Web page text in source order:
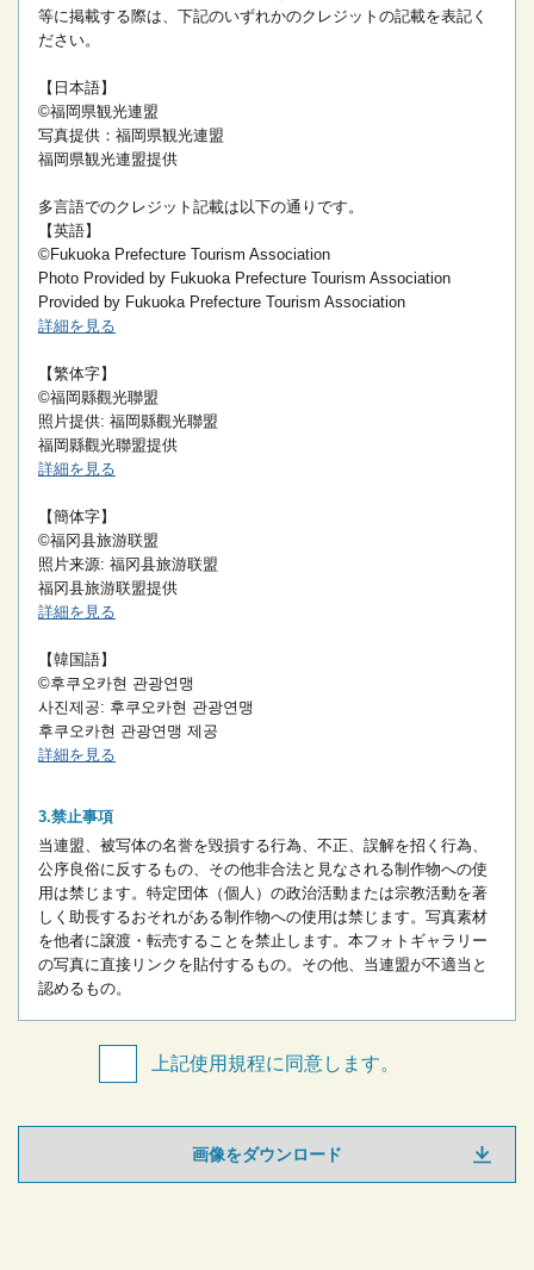
等に掲載する際は、下記のいずれかのクレジットの記載を表記く
ださい。
【日本語】
©福岡県観光連盟
写真提供：福岡県観光連盟
福岡県観光連盟提供
多言語でのクレジット記載は以下の通りです。
【英語】
©Fukuoka Prefecture Tourism Association
Photo Provided by Fukuoka Prefecture Tourism Association
Provided by Fukuoka Prefecture Tourism Association
詳細を見る
【繁体字】
©福岡縣觀光聯盟
照片提供: 福岡縣觀光聯盟
福岡縣觀光聯盟提供
詳細を見る
【簡体字】
©福冈县旅游联盟
照片来源: 福冈县旅游联盟
福冈县旅游联盟提供
詳細を見る
【韓国語】
©후쿠오카현 관광연맹
사진제공: 후쿠오카현 관광연맹
후쿠오카현 관광연맹 제공
詳細を見る
禁止事項
当連盟、被写体の名誉を毀損する行為、不正、誤解を招く行為、
公序良俗に反するもの、その他非合法と見なされる制作物への使
用は禁じます。 特定団体（個人）の政治活動または宗教活動を著
しく助長するおそれがある制作物への使用は禁じます。 写真素材
を他者に譲渡・転売することを禁止します。 本フォトギャラリー
の写真に直接リンクを貼付するもの。 その他、当連盟が不適当と
認めるもの。
上記使用規程に同意します。
画像をダウンロード